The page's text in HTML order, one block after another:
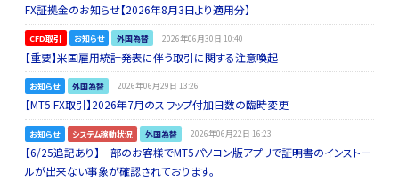
FX証拠金のお知らせ【2026年8月3日より適用分】
CFD取引 お知らせ 外国為替 2026年06月30日 10:40
【重要】米国雇用統計発表に伴う取引に関する注意喚起
お知らせ 外国為替 2026年06月29日 13:26
【MT5 FX取引】2026年7月のスワップ付加日数の臨時変更
お知らせ システム稼動状況 外国為替 2026年06月22日 16:23
【6/25追記あり】一部のお客様でMT5パソコン版アプリで証明書のインストー
ルが出来ない事象が確認されております。